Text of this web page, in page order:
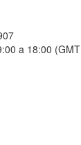
a 18:00